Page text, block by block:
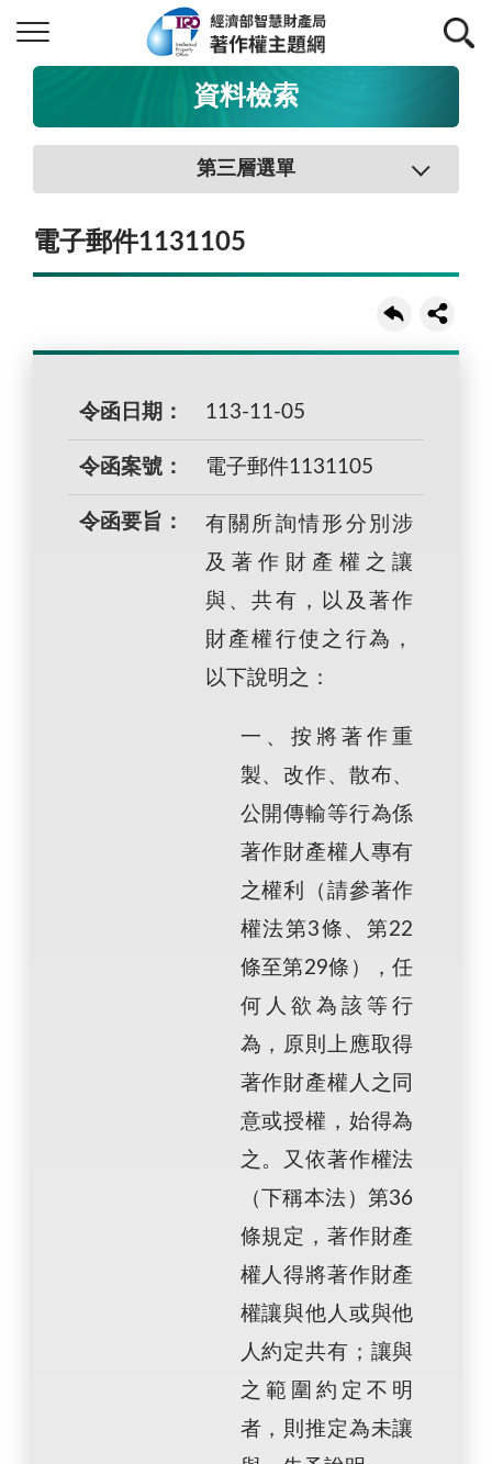
資料檢索
第三層選單
電子郵件1131105
令函日期： 113-11-05
令函案號： 電子郵件1131105
令函要旨：
有關所詢情形分別涉
及著作財產權之讓
與、共有，以及著作
財產權行使之行為，
以下說明之：
一、按將著作重
製、改作、散布、
公開傳輸等行為係
著作財產權人專有
之權利（請參著作
權法第3條、第22
條至第29條），任
何人欲為該等行
為，原則上應取得
著作財產權人之同
意或授權，始得為
之。又依著作權法
（下稱本法）第36
條規定，著作財產
權人得將著作財產
權讓與他人或與他
人約定共有；讓與
之範圍約定不明
者，則推定為未讓